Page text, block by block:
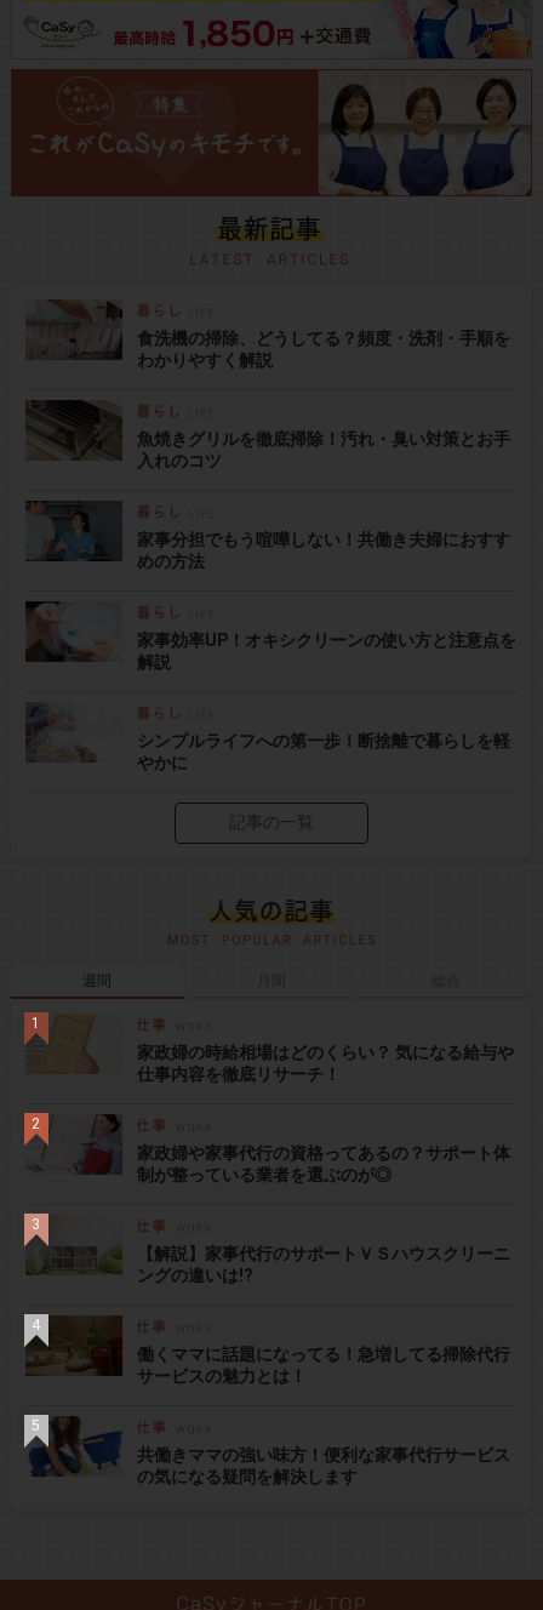
食洗機の掃除、どうしてる？頻度・洗剤・手順を
わかりやすく解説
魚焼きグリルを徹底掃除！汚れ・臭い対策とお手
入れのコツ
家事分担でもう喧嘩しない！共働き夫婦におすす
めの方法
家事効率UP！オキシクリーンの使い方と注意点を
解説
シンプルライフへの第一歩！断捨離で暮らしを軽
やかに
記事の一覧
週間
家政婦の時給相場はどのくらい？ 気になる給与や
仕事内容を徹底リサーチ！
家政婦や家事代行の資格ってあるの？サポート体
制が整っている業者を選ぶのが◎
【解説】家事代行のサポートＶＳハウスクリーニ
ングの違いは!?
働くママに話題になってる！急増してる掃除代行
サービスの魅力とは！
共働きママの強い味方！便利な家事代行サービス
の気になる疑問を解決します